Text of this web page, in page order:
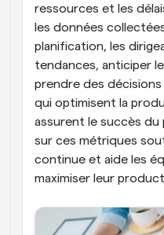
ressources et les
les données
planification, les
tendances, anticiper
prendre des
qui optimisent la
assurent le succès du
sur ces métriques
continue et aide les
maximiser leur